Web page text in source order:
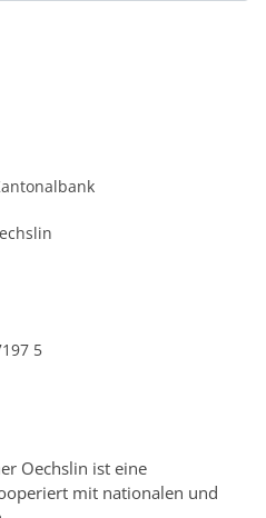
5
Oechslin ist eine
mit nationalen und